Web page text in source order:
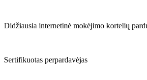
Didžiausia internetinė mokėjimo kortelių
Sertifikuotas perpardavėjas